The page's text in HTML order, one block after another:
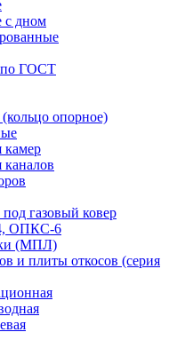
с дном
по ГОСТ
опорное)
камер
газовый ковер
ОПКС-6
(МПЛ)
и плиты откосов (серия